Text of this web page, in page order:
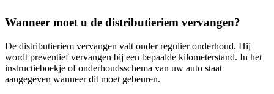
Wanneer moet u de distributieriem vervangen?
De distributieriem vervangen valt onder regulier onderhoud. Hij
wordt preventief vervangen bij een bepaalde kilometerstand. In het
instructieboekje of onderhoudsschema van uw auto staat
aangegeven wanneer dit moet gebeuren.